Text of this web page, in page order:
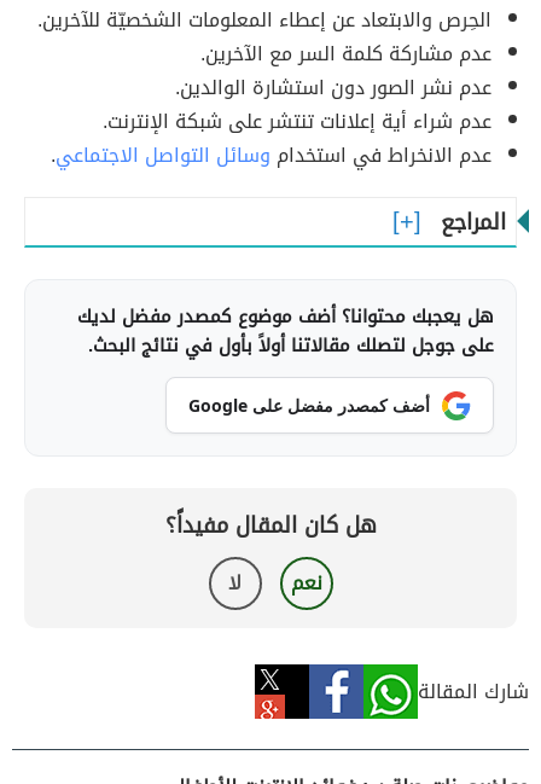
الحِرص والابتعاد عن إعطاء المعلومات الشخصيّة للآخرين.
عدم مشاركة كلمة السر مع الآخرين.
عدم نشر الصور دون استشارة الوالدين.
عدم شراء أية إعلانات تنتشر على شبكة الإنترنت.
عدم الانخراط في استخدام وسائل التواصل الاجتماعي.
المراجع
هل يعجبك محتوانا؟ أضف موضوع كمصدر مفضل لديك
على جوجل لتصلك مقالاتنا أولاً بأول في نتائج البحث.
أضف كمصدر مفضل على Google
هل كان المقال مفيداً؟
نعم لا
شارك المقالة